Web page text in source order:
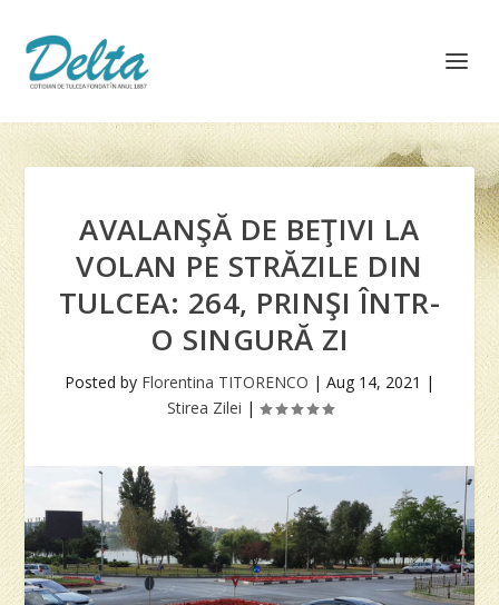
AVALANŞĂ DE BEŢIVI LA
VOLAN PE STRĂZILE DIN
TULCEA: 264, PRINŞI ÎNTR-
O SINGURĂ ZI
Posted by Florentina TITORENCO | Aug 14, 2021 |
Stirea Zilei |